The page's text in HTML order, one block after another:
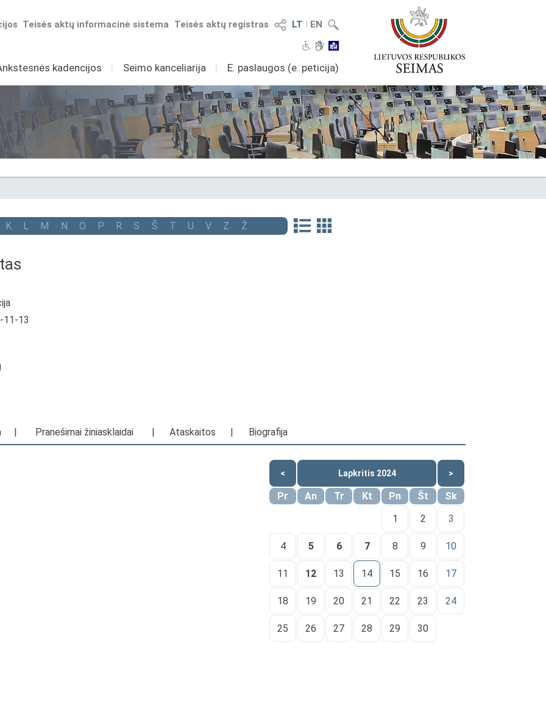
LT I EN
Teisės aktų registras
Teisės aktų informacinė sistema
kadencijos I Seimo kanceliarija I E. paslaugos (e. peticija)
K L M N O P R S Š T U V Z Ž
11-13
Pranešimai žiniasklaidai Ataskaitos Biografija
< Lapkritis 2024 >
Pr An Tr Kt Pn Št
Sk
1
2 3
4 5 6 7 8 9 10
11 12 13 14 15 16 17
18 19 20 21 22 23 24
25 26 27 28 29 30